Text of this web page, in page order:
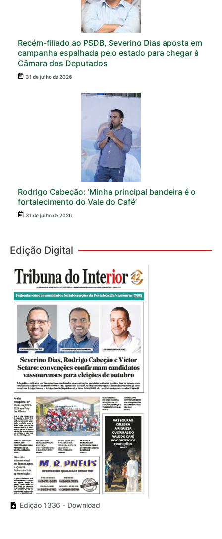
Recém-filiado ao PSDB, Severino Dias aposta em
campanha espalhada pelo estado para chegar à
Câmara dos Deputados
31 de julho de 2026
Rodrigo Cabeção: ‘Minha principal bandeira é o
fortalecimento do Vale do Café’
31 de julho de 2026
Edição Digital
Edição 1336 - Download